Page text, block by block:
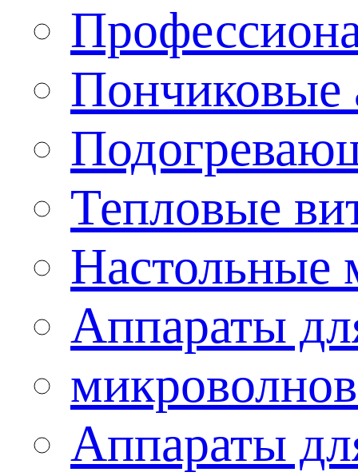
Пончиковые
Тепловые
Настольные
Аппараты
Аппараты